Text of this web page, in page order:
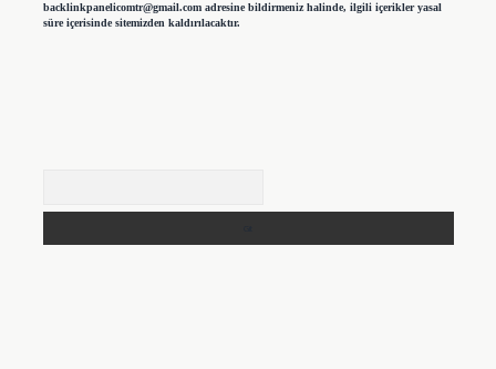
backlinkpanelicomtr@gmail.comadresine bildirmeniz halinde, ilgili içerikler yasal
süre içerisinde sitemizden kaldırılacaktır.